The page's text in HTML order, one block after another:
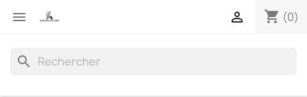
 shopping_cart (0)

search